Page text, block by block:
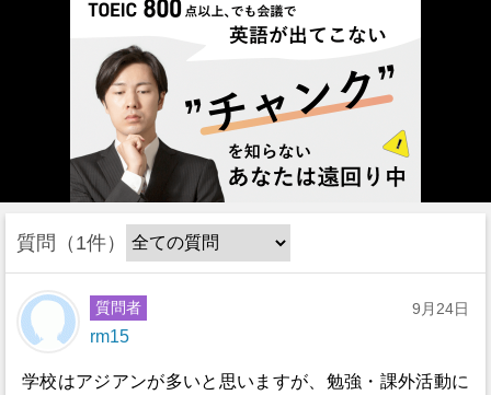
質問 1件
質問者
rm15
9月24日
学校はアジアンが多いと思いますが、勉強・課外活動に